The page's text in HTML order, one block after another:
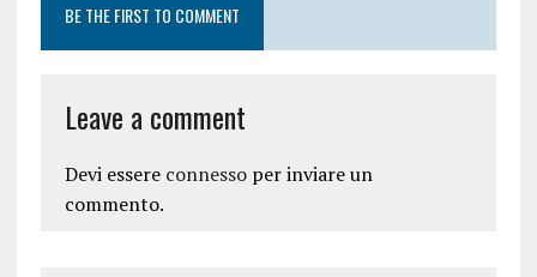
BE THE FIRST TO COMMENT
Leave a comment
Devi essere connessoper inviare un
commento.